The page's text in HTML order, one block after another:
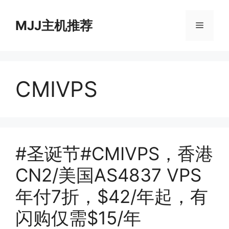
MJJ主机推荐 菜
CMIVPS
#圣诞节#CMIVPS，香港
CN2/美国AS4837 VPS
年付7折，$42/年起，有
闪购仅需$15/年